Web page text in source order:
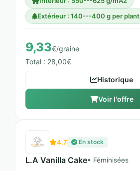
Extérieur : 140---400 g per plant
9,33€/graine
Total : 28,00€
Historique
Voir l'offre
4.7 En stock
L.A Vanilla Cake• Féminisées